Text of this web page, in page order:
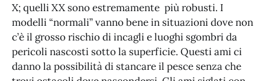
X; quelli XX sono estremamente più robusti. I
modelli “normali” vanno bene in situazioni dove non
c’è il grosso rischio di incagli e luoghi sgombri da
pericoli nascosti sotto la superficie. Questi ami ci
danno la possibilità di stancare il pesce senza che